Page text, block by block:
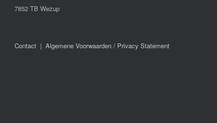
7852 TB Wezup
Contact | Algemene Voorwaarden / Privacy Statement